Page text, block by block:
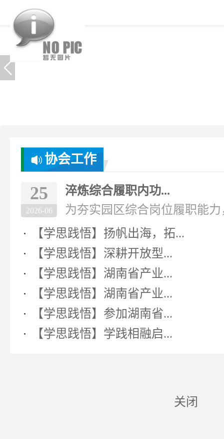
协会工作
25
2026-06
淬炼综合履职内功...
为夯实园区综合岗位履职能力
【学思践悟】扬帆出海，拓...
【学思践悟】深耕开放型...
【学思践悟】湖南省产业...
【学思践悟】湖南省产业...
【学思践悟】参加湖南省...
【学思践悟】学践相融启...